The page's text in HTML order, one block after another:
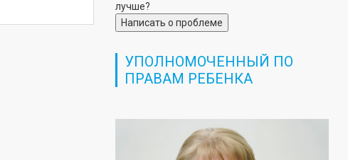
лучше?
Написать о проблеме
УПОЛНОМОЧЕННЫЙ ПО
ПРАВАМ РЕБЕНКА